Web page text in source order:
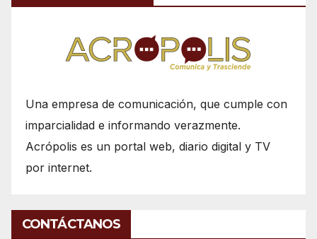
Una empresa de comunicación, que cumple con
imparcialidad e informando verazmente.
Acrópolis es un portal web, diario digital y TV
por internet.
CONTÁCTANOS